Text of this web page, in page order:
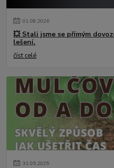
01.08.2026
💥 Stali jsme se přímým
lešení.
číst celé
31.05.2025